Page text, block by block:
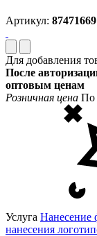
Артикул: 87471669
Для добавления
После
оптовым ценам
Розничная цена По
Услуга Нанесение
нанесения